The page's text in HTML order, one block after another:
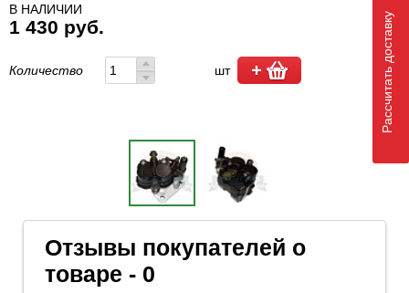
В НАЛИЧИИ
1 430 руб.
Количество шт
Отзывы покупателей о
товаре - 0
Рассчитать доставку